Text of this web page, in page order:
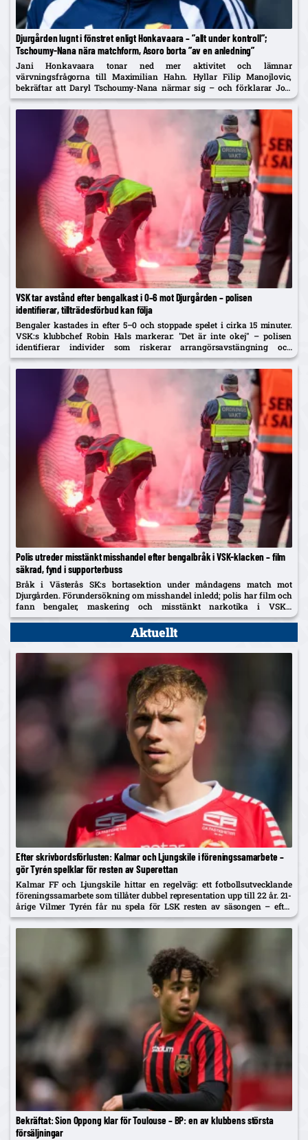
Djurgården lugnt i fönstret enligt Honkavaara – ”allt under kontroll”;
Tschoumy-Nana nära matchform, Asoro borta ”av en anledning”
Jani Honkavaara tonar ned mer aktivitet och lämnar
värvningsfrågorna till Maximilian Hahn. Hyllar Filip Manojlovic,
bekräftar att Daryl Tschoumy-Nana närmar sig – och förklarar Joel
Asoros frånvaro med att han är borta "av en anledning".
VSK tar avstånd efter bengalkast i 0–6 mot Djurgården – polisen
identifierar, tillträdesförbud kan följa
Bengaler kastades in efter 5–0 och stoppade spelet i cirka 15 minuter.
VSK:s klubbchef Robin Hals markerar: "Det är inte okej" – polisen
identifierar individer som riskerar arrangörsavstängning och
tillträdesförbud.
Polis utreder misstänkt misshandel efter bengalbråk i VSK-klacken – film
säkrad, fynd i supporterbuss
Bråk i Västerås SK:s bortasektion under måndagens match mot
Djurgården. Förundersökning om misshandel inledd; polis har film och
fann bengaler, maskering och misstänkt narkotika i VSK:s
supporterbuss – klubben tar avstånd.
Aktuellt
Efter skrivbordsförlusten: Kalmar och Ljungskile i föreningssamarbete –
gör Tyrén spelklar för resten av Superettan
Kalmar FF och Ljungskile hittar en regelväg: ett fotbollsutvecklande
föreningssamarbete som tillåter dubbel representation upp till 22 år. 21-
årige Vilmer Tyrén får nu spela för LSK resten av säsongen – efter
SvFF:s 3–0-beslut mot Sandviken.
Bekräftat: Sion Oppong klar för Toulouse – BP: en av klubbens största
försäljningar